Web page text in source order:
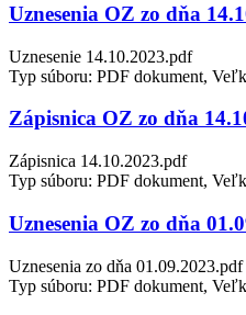
Uznesenia OZ zo dňa
Uznesenie 14.10.2023.pdf
Typ súboru: PDF dokument,
Zápisnica OZ zo dňa
Zápisnica 14.10.2023.pdf
Typ súboru: PDF dokument,
Uznesenia OZ zo dňa
Uznesenia zo dňa 01.09.2023.pdf
Typ súboru: PDF dokument,